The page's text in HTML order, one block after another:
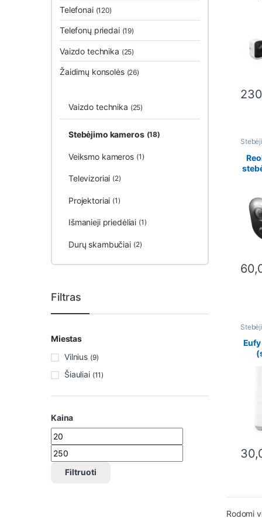
This
This
This
Rodomi
Telefonai (120)
Telefonų priedai (19)
Vaizdo technika (25)
Žaidimų konsolės (26)
Vaizdo technika (25)
Stebėjimo kameros (18)
Veiksmo kameros (1)
Televizoriai (2)
Projektoriai (1)
Išmanieji priedėliai (1)
Durų skambučiai (2)
Filtras
Miestas
Vilnius (9)
Šiauliai (11)
Kaina
Min kaina
Maks kaina
Filtruoti